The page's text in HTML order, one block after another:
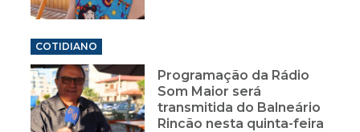
COTIDIANO
Programação da Rádio
Som Maior será
transmitida do Balneário
Rincão nesta quinta-feira